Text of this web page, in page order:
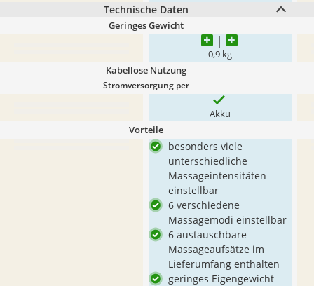
Technische Daten
Geringes Gewicht
0,9 kg
Kabellose Nutzung
Stromversorgung per
Akku
Vorteile
besonders viele
unterschiedliche
Massageintensitäten
einstellbar
6 verschiedene
Massagemodi einstellbar
6 austauschbare
Massageaufsätze im
Lieferumfang enthalten
geringes Eigengewicht